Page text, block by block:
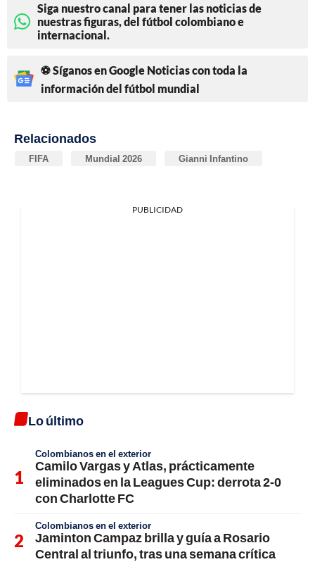
Siga nuestro canal para tener las noticias de
nuestras figuras, del fútbol colombiano e
internacional.
⚽ Síganos en Google Noticias con toda la
información del fútbol mundial
Relacionados
FIFA Mundial 2026 Gianni Infantino
PUBLICIDAD
Lo último
Colombianos en el exterior
Camilo Vargas y Atlas, prácticamente
eliminados en la Leagues Cup: derrota 2-0
con Charlotte FC
Colombianos en el exterior
Jaminton Campaz brilla y guía a Rosario
Central al triunfo, tras una semana crítica